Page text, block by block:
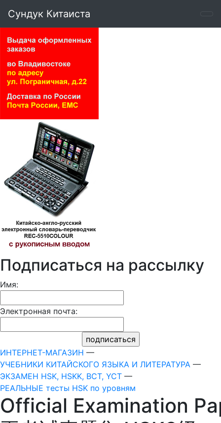
Сундук Китаиста
Подписаться на рассылку
Имя:
Электронная почта:
ИНТЕРНЕТ-МАГАЗИН —
УЧЕБНИКИ КИТАЙСКОГО ЯЗЫКА И ЛИТЕРАТУРА —
ЭКЗАМЕН HSK, HSKK, BCT, YCT —
РЕАЛЬНЫЕ тесты HSK по уровням
Official Examination